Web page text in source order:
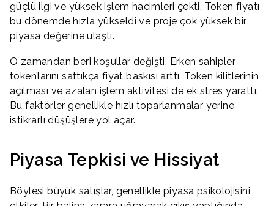
güçlü ilgi ve yüksek işlem hacimleri çekti. Token fiyatı
bu dönemde hızla yükseldi ve proje çok yüksek bir
piyasa değerine ulaştı.
O zamandan beri koşullar değişti. Erken sahipler
token’larını sattıkça fiyat baskısı arttı. Token kilitlerinin
açılması ve azalan işlem aktivitesi de ek stres yarattı.
Bu faktörler genellikle hızlı toparlanmalar yerine
istikrarlı düşüşlere yol açar.
Piyasa Tepkisi ve Hissiyat
Böylesi büyük satışlar, genellikle piyasa psikolojisini